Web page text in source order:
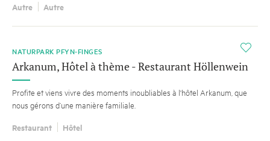
Autre Autre
i
NATURPARK PFYN-FINGES
Arkanum, Hôtel à thème - Restaurant Höllenwein
Profite et viens vivre des moments inoubliables à l'hôtel Arkanum, que
nous gérons d’une manière familiale.
Restaurant Hôtel